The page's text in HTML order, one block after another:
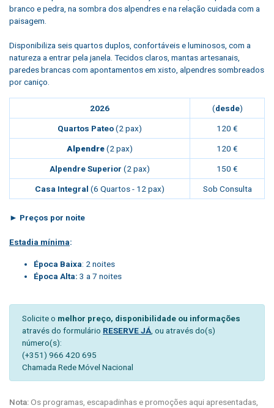
branco e pedra, na sombra dos alpendres e na relação cuidada com a
paisagem.
Disponibiliza seis quartos duplos, confortáveis e luminosos, com a
natureza a entrar pela janela. Tecidos claros, mantas artesanais,
paredes brancas com apontamentos em xisto, alpendres sombreados
por caniço.
2026 (desde)
Quartos Pateo(2 pax) 120 €
Alpendre(2 pax) 120 €
Alpendre Superior (2 pax) 150 €
Casa Integral (6 Quartos - 12 pax) Sob Consulta
► Preços por noite
Estadia mínima:
Época Baixa: 2 noites
Época Alta: 3 a 7 noites
Solicite o melhor preço, disponibilidade ou informações
através do formulário RESERVE JÁ , ou através do(s)
número(s):
(+351) 966 420 695
Chamada Rede Móvel Nacional
Nota:Os programas, escapadinhas e promoções aqui apresentadas,